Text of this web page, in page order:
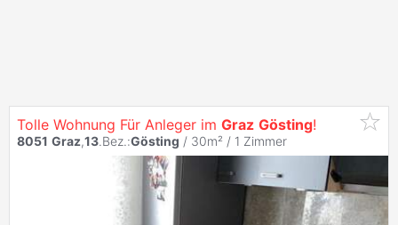
Tolle Wohnung Für Anleger im Graz Gösting!
8051 Graz,13.Bez.:Gösting / 30m² / 1 Zimmer